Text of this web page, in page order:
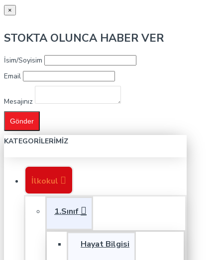
×
STOKTA OLUNCA HABER VER
İsim/Soyisim
Email
Mesajınız
Gönder
KATEGORILERIMIZ
İlkokul
1.Sınıf
Hayat Bilgisi